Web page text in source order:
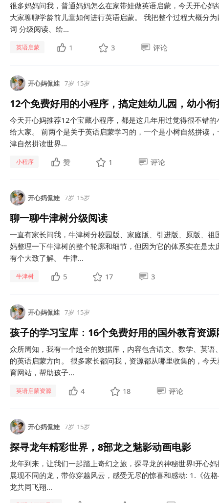
很多妈妈问我，普通妈妈怎么在家带娃做英语启蒙，今天开心
大家聊聊学龄前儿童如何进行英语启蒙。 我把整个过程大概分
词 分级阅读、绘...
英语启蒙 1 3 评论
开心妈侃娃 7岁 15岁
12个免费好用的小程序，搞定娃幼儿园，幼小
今天开心妈推荐12个宝藏小程序，都是这几年用过觉得很不错
给大家。 前两个是关于英语启蒙学习的，一个是小树自然拼读
津自然拼读世界...
小程序 赞 1 评论
开心妈侃娃 7岁 15岁
聊一聊牛津树分级阅读
一直有家长问我，牛津树分校园版、家庭版、引进版、原版、
妈整理一下牛津树的整个轮廓和细节，但因为它的体系实在是
有个大致了解。 牛津...
牛津树 5 17 3
开心妈侃娃 7岁 15岁
孩子的学习宝库：16个免费好用的国外教育资源
众所周知，我有一个超全的数据库，内容包含语文、数学、英
的英语启蒙方向。 很多家长都问我，资源都从哪里收集的，今
育网站，帮助孩子...
英语启蒙资源 4 18 评论
开心妈侃娃 7岁 15岁
探寻龙年精彩世界，8部龙之魅影动画电影
龙年到来，让我们一起踏上奇幻之旅，探寻龙的神秘世界!开心
展现不同的龙，带你穿越风云，感受无尽的惊喜和感动: 1.《佐
龙共同飞翔...